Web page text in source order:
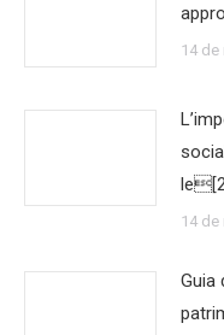
14 de
14 de
Guia